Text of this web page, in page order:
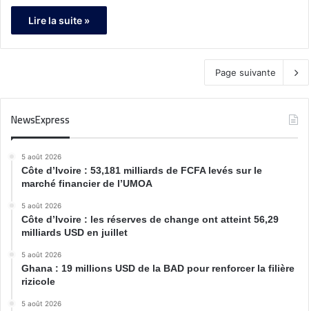
Lire la suite »
Page suivante
NewsExpress
5 août 2026
Côte d’Ivoire : 53,181 milliards de FCFA levés sur le
marché financier de l’UMOA
5 août 2026
Côte d’Ivoire : les réserves de change ont atteint 56,29
milliards USD en juillet
5 août 2026
Ghana : 19 millions USD de la BAD pour renforcer la filière
rizicole
5 août 2026